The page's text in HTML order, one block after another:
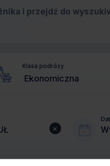
i przejdź do
Klasa podróży
×